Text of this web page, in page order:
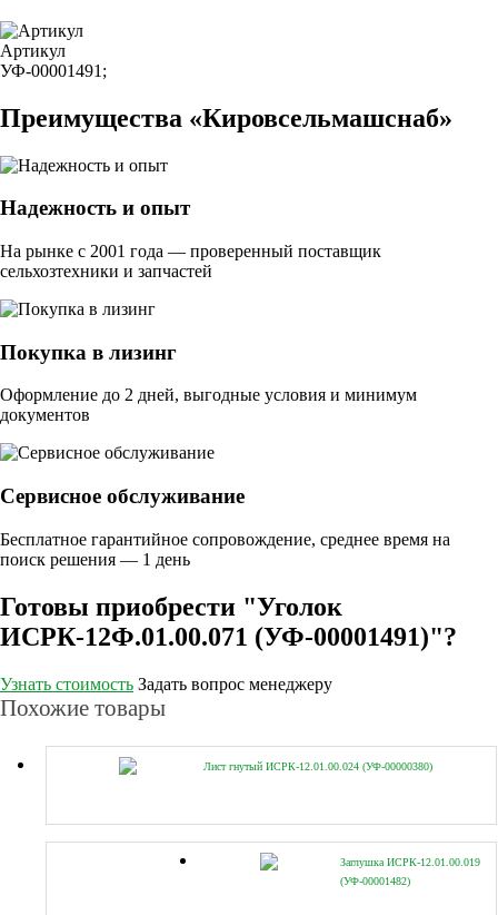
Артикул
УФ-00001491;
Преимущества «Кировсельмашснаб»
Надежность и опыт
На рынке с 2001 года — проверенный поставщик
сельхозтехники и запчастей
Покупка в лизинг
Оформление до 2 дней, выгодные условия и минимум
документов
Сервисное обслуживание
Бесплатное гарантийное сопровождение, среднее время на
поиск решения — 1 день
Готовы приобрести "Уголок
ИСРК-12Ф.01.00.071 (УФ-00001491)"?
Узнать стоимость Задать вопрос менеджеру
Похожие товары
Лист гнутый ИСРК-12.01.00.024 (УФ-00000380)
Заглушка ИСРК-12.01.00.019
(УФ-00001482)